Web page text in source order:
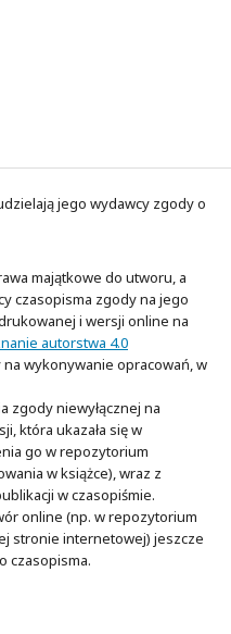
jego wydawcy zgody o
majątkowe do utworu, a
czasopisma zgody na jego
i wersji online na
autorstwa 4.0
wykonywanie opracowań, w
zgody niewyłącznej na
która ukazała się w
go w repozytorium
w książce), wraz z
w czasopiśmie.
online (np. w repozytorium
stronie internetowej) jeszcze
czasopisma.